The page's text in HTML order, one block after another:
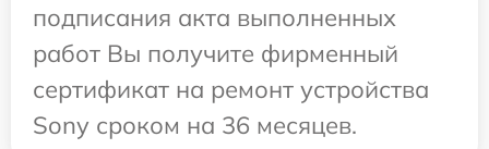
подписания акта выполненных
работ Вы получите фирменный
сертификат на ремонт устройства
Sony сроком на 36 месяцев.